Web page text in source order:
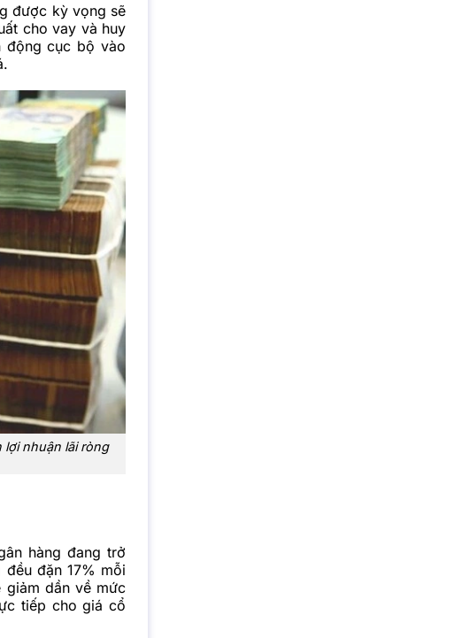
được kỳ vọng sẽ
cho vay và huy
động cục bộ vào
lợi nhuận lãi ròng
hàng đang trở
đặn 17% mỗi
dần về mức
tiếp cho giá cổ